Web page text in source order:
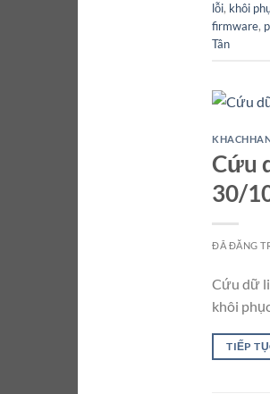
lỗi, khôi
firmware,
Tân
Cứu
30/
ĐÃ ĐĂNG
Cứu dữ
khôi
TIẾP